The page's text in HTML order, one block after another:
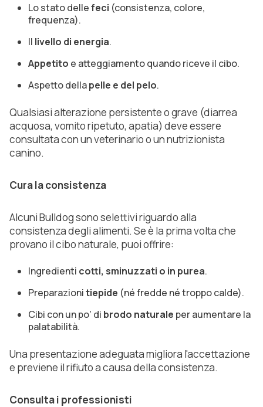
Lo stato dellefeci (consistenza, colore,
frequenza).
Il livello di energia.
Appetito e atteggiamento quando riceve il cibo.
Aspetto dellapelle e del pelo.
Qualsiasi alterazione persistente o grave (diarrea
acquosa, vomito ripetuto, apatia) deve essere
consultata con un veterinario o un nutrizionista
canino.
Cura la consistenza
Alcuni Bulldog sono selettivi riguardo alla
consistenza degli alimenti. Se è la prima volta che
provano il cibo naturale, puoi offrire:
Ingredienti cotti, sminuzzati o in purea.
Preparazionitiepide (né fredde né troppo calde).
Cibi con un po' di brodo naturale per aumentare la
palatabilità.
Una presentazione adeguata migliora l'accettazione
e previene il rifiuto a causa della consistenza.
Consulta i professionisti